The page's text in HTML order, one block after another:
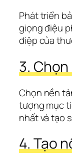
Phát triển
giọng điệu
điệp của
3.
Chọn nền
tượng mục
nhất và tạo
4. Tạo